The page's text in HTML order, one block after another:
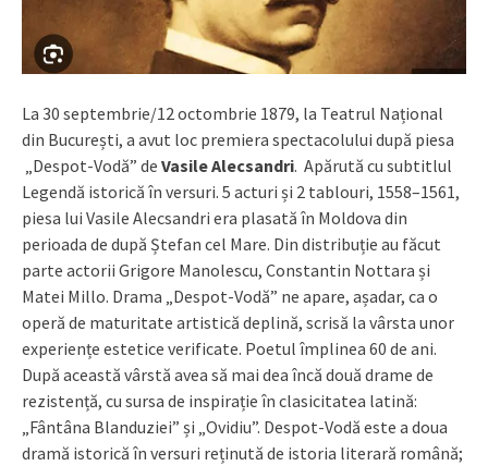
La 30 septembrie/12 octombrie 1879, la Teatrul Național
din București, a avut loc premiera spectacolului după piesa
„Despot-Vodă” de Vasile Alecsandri. Apărută cu subtitlul
Legendă istorică în versuri. 5 acturi și 2 tablouri, 1558–1561,
piesa lui Vasile Alecsandri era plasată în Moldova din
perioada de după Ștefan cel Mare. Din distribuție au făcut
parte actorii Grigore Manolescu, Constantin Nottara și
Matei Millo. Drama „Despot-Vodă” ne apare, așadar, ca o
operă de maturitate artistică deplină, scrisă la vârsta unor
experiențe estetice verificate. Poetul împlinea 60 de ani.
După această vârstă avea să mai dea încă două drame de
rezistență, cu sursa de inspirație în clasicitatea latină:
„Fântâna Blanduziei” și „Ovidiu”. Despot-Vodă este a doua
dramă istorică în versuri reținută de istoria literară română;